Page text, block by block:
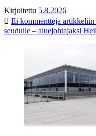
Kirjoitettu 5.8.2026
Ei kommentteja artikkeliin
seudulle – aluejohtajaksi